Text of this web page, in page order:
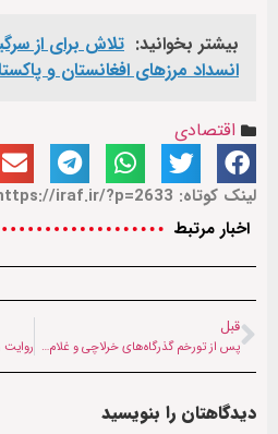
بیشتر بخوانید:
انسداد مرزهای افغانستان و
اقتصادی
لینک کوتاه: https://iraf.ir/?p=2633
اخبار مرتبط
قبل
پس از تورخم گذرگاه‌های خرلاچی و غلام‌خان نیز بازگشایی شد
دیدگاهتان را بنویسید